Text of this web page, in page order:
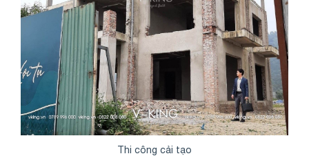
Thi công cải tạo